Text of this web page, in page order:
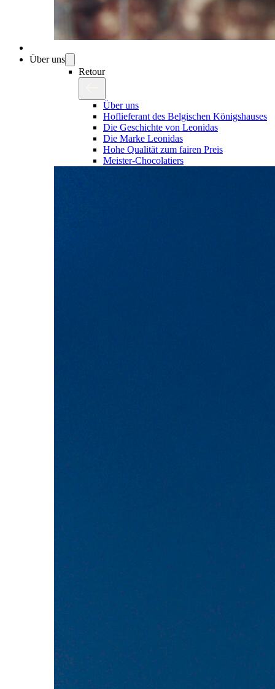
Über uns
Retour
Über uns
Hoflieferant des Belgischen Königshauses
Die Geschichte von Leonidas
Die Marke Leonidas
Hohe Qualität zum fairen Preis
Meister-Chocolatiers